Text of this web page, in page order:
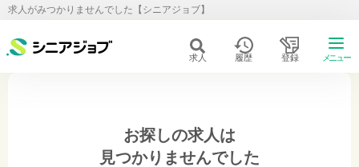
求人がみつかりませんでした【シニアジョブ】
求人 履歴 登録 メニュー
お探しの求人は
見つかりませんでした